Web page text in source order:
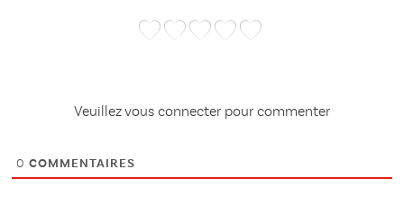
Veuillez vous connecter pour commenter
0 COMMENTAIRES